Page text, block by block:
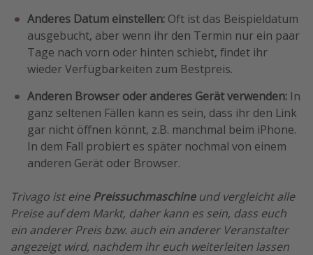
Anderes Datum einstellen: Oft ist das Beispieldatum
ausgebucht, aber wenn ihr den Termin nur ein paar
Tage nach vorn oder hinten schiebt, findet ihr
wieder Verfügbarkeiten zum Bestpreis.
Anderen Browser oder anderes Gerät verwenden: In
ganz seltenen Fällen kann es sein, dass ihr den Link
gar nicht öffnen könnt, z.B. manchmal beim iPhone.
In dem Fall probiert es später nochmal von einem
anderen Gerät oder Browser.
Trivago ist einePreissuchmaschineund vergleicht alle
Preise auf dem Markt, daher kann es sein, dass euch
ein anderer Preis bzw. auch ein anderer Veranstalter
angezeigt wird, nachdem ihr euch weiterleiten lassen